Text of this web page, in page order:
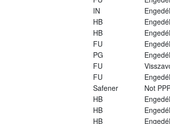
IN
HB
HB
FU
PG
FU
FU
Safener Not
HB
HB
HB